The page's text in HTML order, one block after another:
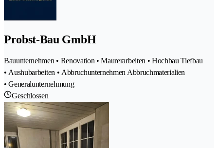
Probst-Bau GmbH
Bauunternehmen • Renovation • Maurerarbeiten • Hochbau Tiefbau
• Aushubarbeiten • Abbruchunternehmen Abbruchmaterialien
• Generalunternehmung
Geschlossen